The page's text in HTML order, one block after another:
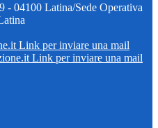
- 04100 Latina/Sede Operativa
Link per inviare una mail
Link per inviare una mail